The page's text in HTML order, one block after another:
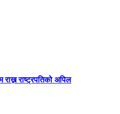
राष्ट्रपतिको अपिल